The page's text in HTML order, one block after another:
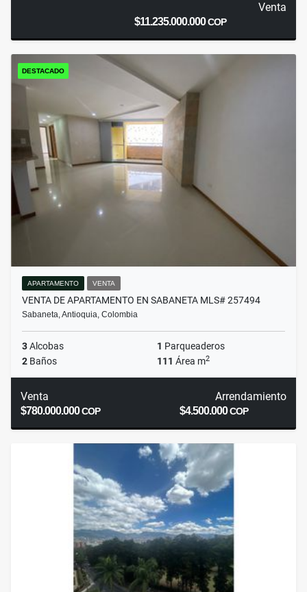
Venta
$11.235.000.000COP
DESTACADO
APARTAMENTO VENTA
VENTA DE APARTAMENTO EN SABANETA MLS# 257494
Sabaneta, Antioquia, Colombia
3Alcobas 1 Parqueaderos
2 Baños 111 Área m2
Venta
$780.000.000COP
Arrendamiento
$4.500.000COP